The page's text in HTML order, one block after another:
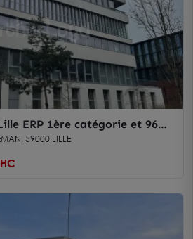
ERP 1ère catégorie et 96
59000 LILLE